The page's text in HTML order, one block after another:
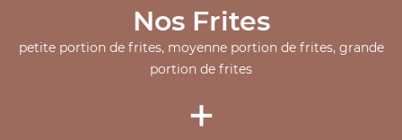
Nos Frites
petite portion de frites, moyenne portion de frites, grande
portion de frites
+